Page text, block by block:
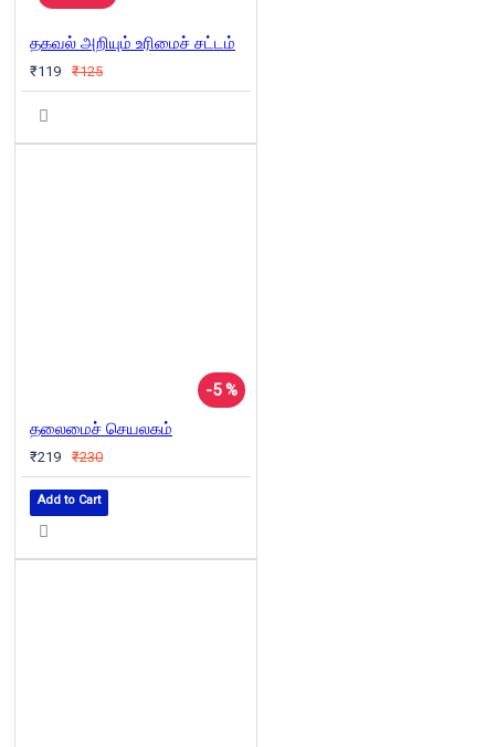
தகவல் அறியும் உரிமைச் சட்டம்
₹119 ₹125
-5 %
தலைமைச் செயலகம்
₹219 ₹230
Add to Cart